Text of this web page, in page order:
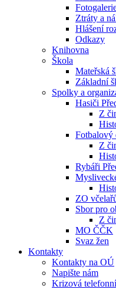
Ztráty a
Hlášení
Odkazy
Knihovna
Škola
Mateřská
Základní
Spolky a
Hasiči
Z
Fotbalový
Z
Rybáři
ZO
Sbor pro
Z
MO ČČK
Svaz žen
Kontakty
Kontakty na OÚ
Napište nám
Krizová